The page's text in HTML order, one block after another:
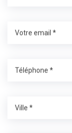
Votre email *
Téléphone *
Ville *